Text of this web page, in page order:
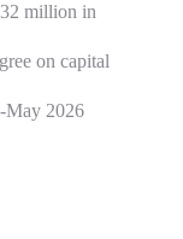
million in
on capital
May 2026